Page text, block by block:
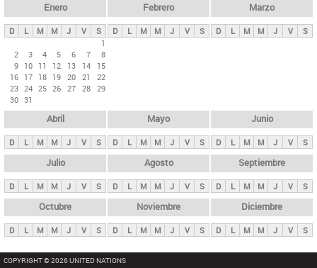
ds
p
n
c
i
p
l
e
s
Enero
D L M M J V
S
1
2
3 4 5 6 7
8
9 10 11 12 13 14
15
16 17 18 19 20 21
22
23 24 25 26 27 28 29
30 31
Febrero
D L M M J V S
Marzo
D L M M J V S
Abril
D L M M J V S
Mayo
D L M M J V S
Junio
D L M M J V S
Julio
D L M M J V S
Agosto
D L M M J V S
Septiembre
D L M M J V S
Octubre
D L M M J V S
Noviembre
D L M M J V S
Diciembre
D L M M J V S
COPYRIGHT © 2026 UNITED NATIONS